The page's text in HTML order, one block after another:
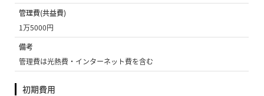
管理費(共益費)
1万5000円
備考
管理費は光熱費・インターネット費を含む
初期費用